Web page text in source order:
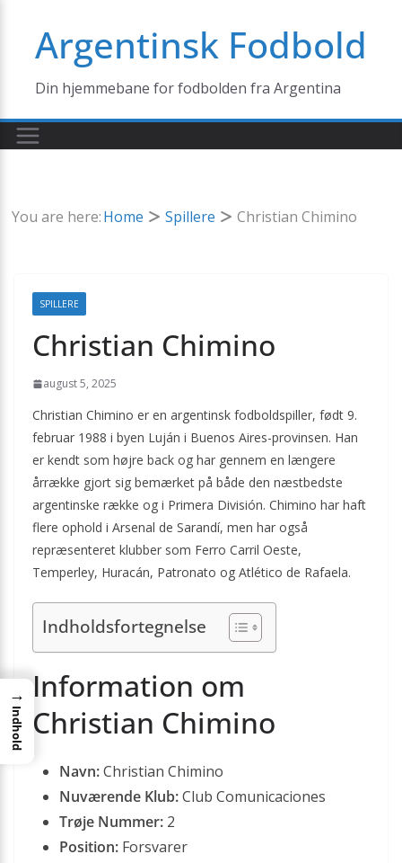
contentArgentinsk Fodbold
Din hjemmebane for fodbolden fra Argentina
You are here:Home Spillere Christian Chimino
SPILLERE
Christian Chimino
august 5, 2025
Christian Chimino er en argentinsk fodboldspiller, født 9.
februar 1988 i byen Luján i Buenos Aires-provinsen. Han
er kendt som højre back og har gennem en længere
årrække gjort sig bemærket på både den næstbedste
argentinske række og i Primera División. Chimino har haft
flere ophold i Arsenal de Sarandí, men har også
repræsenteret klubber som Ferro Carril Oeste,
Temperley, Huracán, Patronato og Atlético de Rafaela.
Indholdsfortegnelse
Information om
Christian Chimino
Navn:Christian Chimino
Nuværende Klub:Club Comunicaciones
Trøje Nummer: 2
Position: Forsvarer
→
Indhold